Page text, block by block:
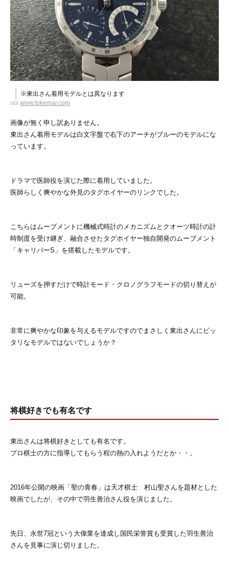
※東出さん着用モデルとは異なります
via www.tokemar.com
画像が無く申し訳ありません。
東出さん着用モデルは白文字盤で右下のアーチがブルーのモデルにな
っています。
ドラマで医師役を演じた際に着用していました。
医師らしく爽やかな外見のタグホイヤーのリンクでした。
こちらはムーブメントに機械式時計のメカニズムとクオーツ時計の計
時制度を受け継ぎ、融合させたタグホイヤー独自開発のムーブメント
「キャリバーS」を搭載したモデルです。
リューズを押すだけで時計モード・クロノグラフモードの切り替えが
可能。
非常に爽やかな印象を与えるモデルですのでまさしく東出さんにピッ
タリなモデルではないでしょうか？
将棋好きでも有名です
東出さんは将棋好きとしても有名です。
プロ棋士の方に指導してもらう程の熱の入れようだとか・・。
2016年公開の映画「聖の青春」は天才棋士 村山聖さんを題材とした
映画でしたが、その中で羽生善治さん役を演じました。
先日、永世7冠という大偉業を達成し国民栄誉賞も受賞した羽生善治
さんを見事に演じ切りました。